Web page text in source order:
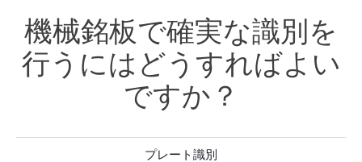
機械銘板で確実な識別を
行うにはどうすればよい
ですか？
プレート識別